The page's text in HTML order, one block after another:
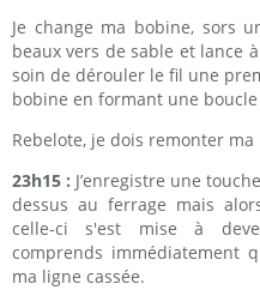
Je change ma bobine, sors
beaux vers de sable et lance
soin de dérouler le fil une
bobine en formant une
Rebelote, je dois remonter
23h15 : J’enregistre une
dessus au ferrage mais
celle-ci s'est mise à
comprends immédiatement
ma ligne cassée.